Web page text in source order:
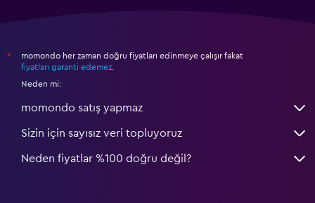
*
momondo her zaman doğru fiyatları edinmeye çalışır fakat
fiyatları garanti edemez
Neden mi:
momondo satış yapmaz
Sizin için sayısız veri topluyoruz
Neden fiyatlar %100 doğru değil?